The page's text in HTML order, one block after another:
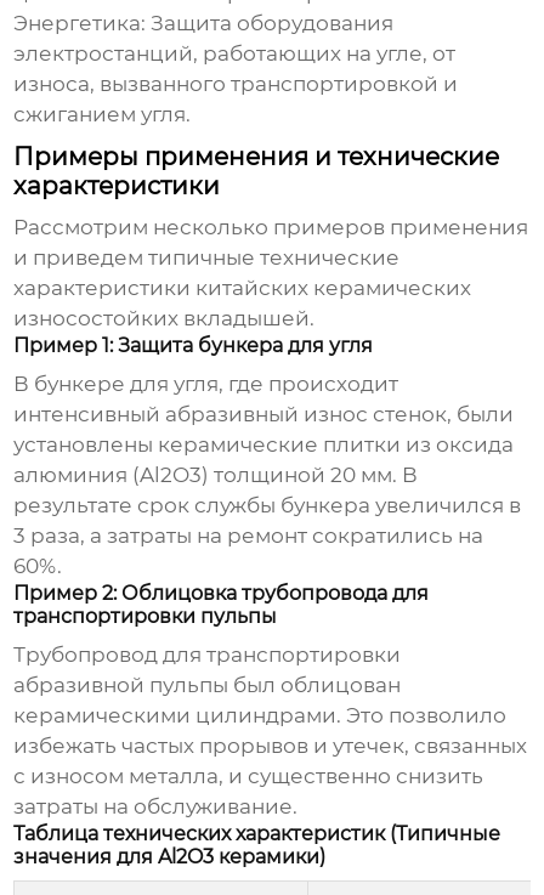
Энергетика: Защита оборудования
электростанций, работающих на угле, от
износа, вызванного транспортировкой и
сжиганием угля.
Примеры применения и технические
характеристики
Рассмотрим несколько примеров применения
и приведем типичные технические
характеристики китайских керамических
износостойких вкладышей.
Пример 1: Защита бункера для угля
В бункере для угля, где происходит
интенсивный абразивный износ стенок, были
установлены керамические плитки из оксида
алюминия (Al2O3) толщиной 20 мм. В
результате срок службы бункера увеличился в
3 раза, а затраты на ремонт сократились на
60%.
Пример 2: Облицовка трубопровода для
транспортировки пульпы
Трубопровод для транспортировки
абразивной пульпы был облицован
керамическими цилиндрами. Это позволило
избежать частых прорывов и утечек, связанных
с износом металла, и существенно снизить
затраты на обслуживание.
Таблица технических характеристик (Типичные
значения для Al2O3 керамики)